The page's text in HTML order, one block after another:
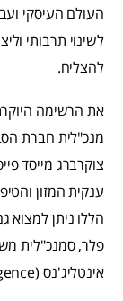
העולם העיסקי
לשינוי תרבותי
להצליח.
את הרשימה
מנכ"לית חברת
ענקית המזון
הללו ניתן למצוא
פלר, סמנכ"לית
אינטליג'נס (Natural Intelligence).